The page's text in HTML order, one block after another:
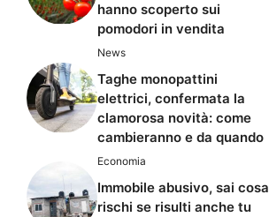
hanno scoperto sui
pomodori in vendita
News
Taghe monopattini
elettrici, confermata la
clamorosa novità: come
cambieranno e da quando
Economia
Immobile abusivo, sai cosa
rischi se risulti anche tu